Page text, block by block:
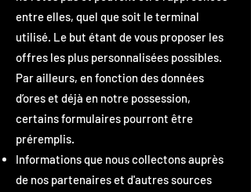
entre elles, quel que soit le terminal
utilisé. Le but étant de vous proposer les
offres les plus personnalisées possibles.
Par ailleurs, en fonction des données
d’ores et déjà en notre possession,
certains formulaires pourront être
préremplis.
Informations que nous collectons auprès
de nos partenaires et d'autres sources